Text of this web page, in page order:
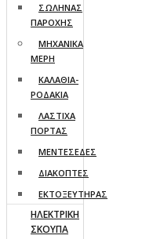
ΣΩΛΗΝΑΣ
ΠΑΡΟΧΗΣ
ΜΗΧΑΝΙΚΑ
ΜΕΡΗ
ΚΑΛΑΘΙΑ-
ΡΟΔΑΚΙΑ
ΛΑΣΤΙΧΑ
ΠΟΡΤΑΣ
ΜΕΝΤΕΣΕΔΕΣ
ΔΙΑΚΟΠΤΕΣ
ΕΚΤΟΞΕΥΤΗΡΑΣ
ΗΛΕΚΤΡΙΚΗ
ΣΚΟΥΠΑ